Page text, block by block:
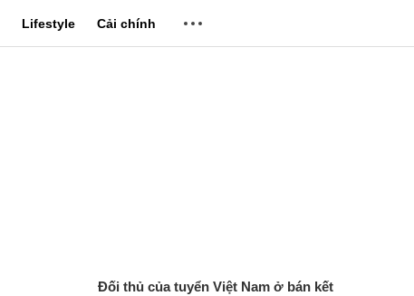
Lifestyle Cải chính
Đối thủ của tuyển Việt Nam ở bán kết